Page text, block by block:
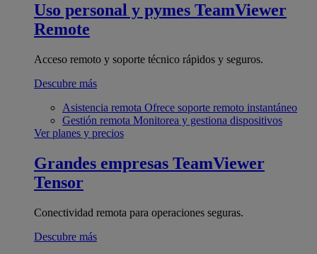
Uso personal y pymes TeamViewer
Remote
Acceso remoto y soporte técnico rápidos y seguros.
Descubre más
Asistencia remota Ofrece soporte remoto instantáneo
Gestión remota Monitorea y gestiona dispositivos
Ver planes y precios
Grandes empresas TeamViewer
Tensor
Conectividad remota para operaciones seguras.
Descubre más